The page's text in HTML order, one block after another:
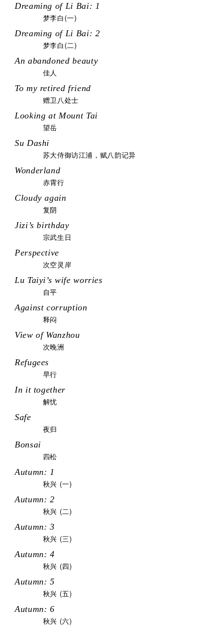
Dreaming of Li Bai: 1
梦李白(一)
Dreaming of Li Bai: 2
梦李白(二)
An abandoned beauty
佳人
To my retired friend
赠卫八处士
Looking at Mount Tai
望岳
Su Dashi
苏大侍御访江浦，赋八韵记异
Wonderland
赤霄行
Cloudy again
复阴
Jizi’s birthday
宗武生日
Perspective
次空灵岸
Lu Taiyi’s wife worries
自平
Against corruption
释闷
View of Wanzhou
次晚洲
Refugees
早行
In it together
解忧
Safe
夜归
Bonsai
四松
Autumn: 1
秋兴 (一)
Autumn: 2
秋兴 (二)
Autumn: 3
秋兴 (三)
Autumn: 4
秋兴 (四)
Autumn: 5
秋兴 (五)
Autumn: 6
秋兴 (六)